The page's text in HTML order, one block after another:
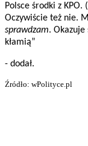
Polsce środki z
Oczywiście też nie.
sprawdzam.
kłamią”
- dodał.
Źródło: wPolityce.pl